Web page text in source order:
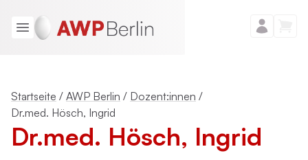
Startseite / AWP Berlin / Dozent:innen /
Dr.med. Hösch, Ingrid
Dr.med. Hösch, Ingrid